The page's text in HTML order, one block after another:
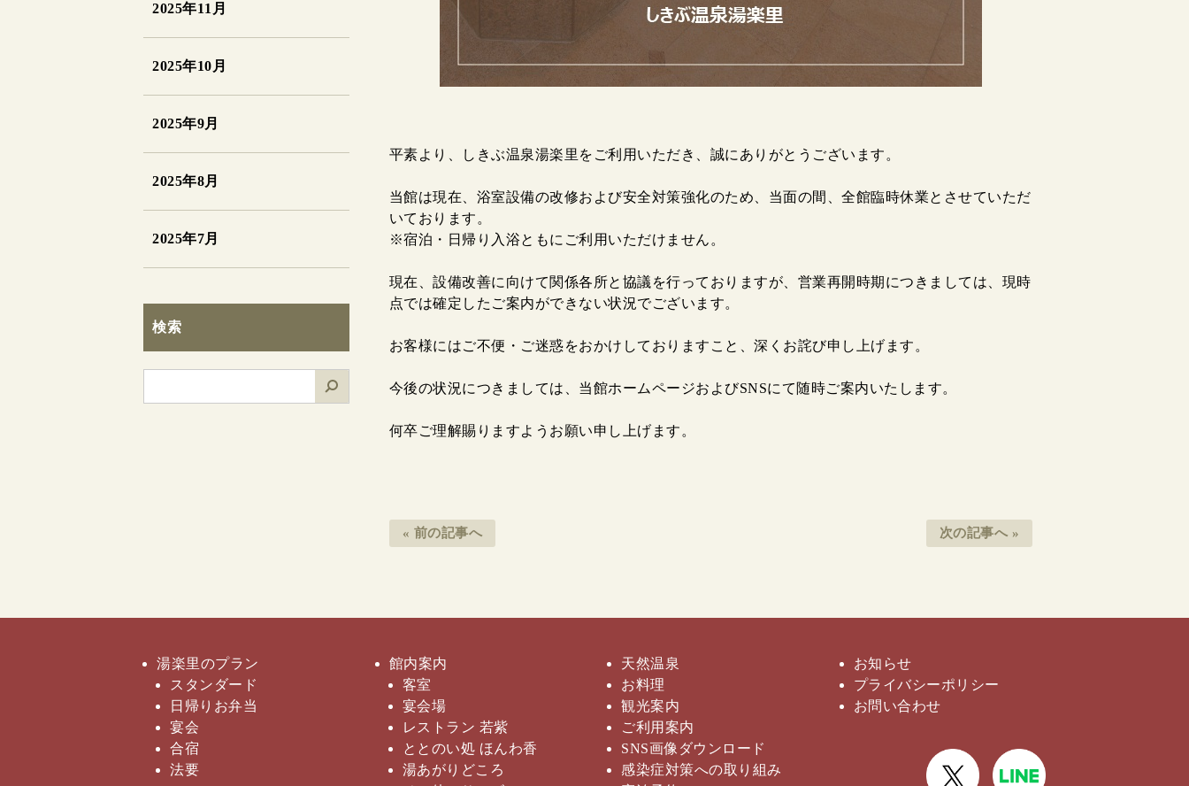
2025年11月
2025年10月
2025年9月
2025年8月
2025年7月
検索
平素より、しきぶ温泉湯楽里をご利用いただき、誠にありがとうございます。
当館は現在、浴室設備の改修および安全対策強化のため、当面の間、全館臨時休業とさせていただ
いております。
※宿泊・日帰り入浴ともにご利用いただけません。
現在、設備改善に向けて関係各所と協議を行っておりますが、営業再開時期につきましては、現時
点では確定したご案内ができない状況でございます。
お客様にはご不便・ご迷惑をおかけしておりますこと、深くお詫び申し上げます。
今後の状況につきましては、当館ホームページおよびSNSにて随時ご案内いたします。
何卒ご理解賜りますようお願い申し上げます。
« 前の記事へ 次の記事へ »
湯楽里のプラン
スタンダード
日帰りお弁当
宴会
合宿
法要
館内案内
客室
宴会場
レストラン 若紫
ととのい処 ほんわ香
湯あがりどころ
天然温泉
お料理
観光案内
ご利用案内
SNS画像 ダウンロード
感染症対策への取り組み
お知らせ
プライバシーポリシー
お問い合わせ